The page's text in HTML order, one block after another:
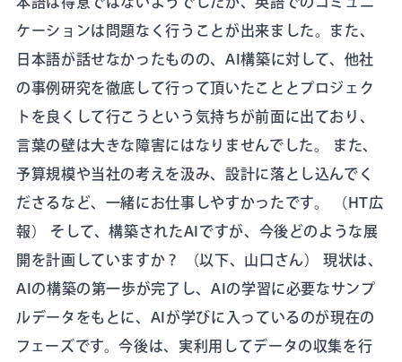
ケーションは問題なく行うことが出来ました。また、
日本語が話せなかったものの、AI構築に対して、他社
の事例研究を徹底して行って頂いたこととプロジェク
トを良くして行こうという気持ちが前面に出ており、
言葉の壁は大きな障害にはなりませんでした。 また、
予算規模や当社の考えを汲み、設計に落とし込んでく
ださるなど、一緒にお仕事しやすかったです。 （HT広
報） そして、構築されたAIですが、今後どのような展
開を計画していますか？ （以下、山口さん） 現状は、
AIの構築の第一歩が完了し、AIの学習に必要なサンプ
ルデータをもとに、AIが学びに入っているのが現在の
フェーズです。今後は、実利用してデータの収集を行